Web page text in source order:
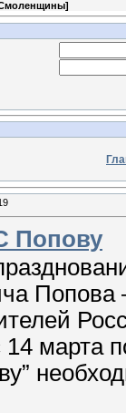
]
Попову
Попова
марта